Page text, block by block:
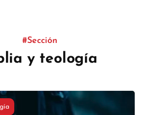
#Sección
y teología